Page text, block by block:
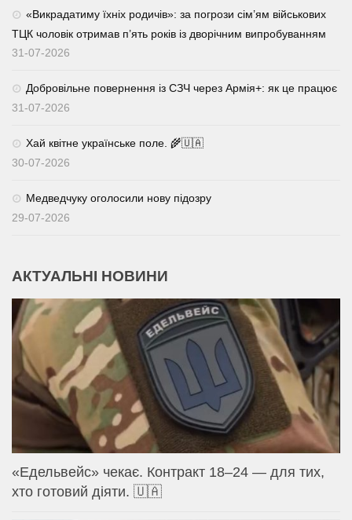
«Викрадатиму їхніх родичів»: за погрози сім’ям військових
ТЦК чоловік отримав п’ять років із дворічним випробуванням
31-07-2026
Добровільне повернення із СЗЧ через Армія+: як це працює
31-07-2026
Хай квітне українське поле. 🌾🇺🇦
30-07-2026
Медведчуку оголосили нову підозру
29-07-2026
АКТУАЛЬНІ НОВИНИ
«Едельвейс» чекає. Контракт 18–24 — для тих,
хто готовий діяти. 🇺🇦